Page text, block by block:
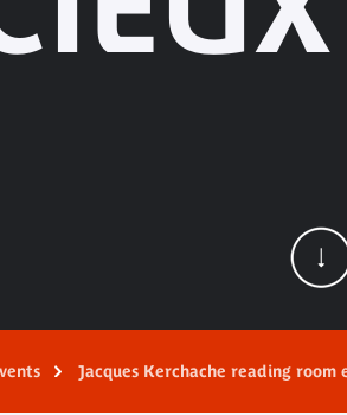
Jacques Kerchache reading room